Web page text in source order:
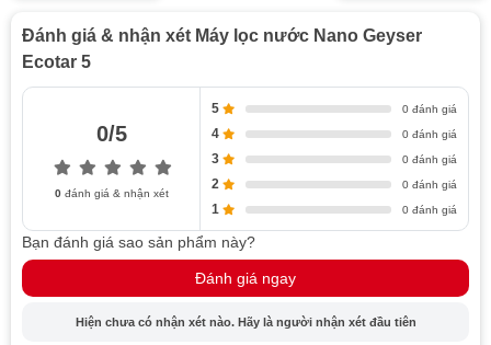
Loại bỏ hoàn toàn kim loại nặng, chất gây hại
Máy lọc nước Geyser Ecotar5 sử dụng hệ thống lõi lọc
kết hợp là lõi Aragon 5 và lõi CBC 5. Sự kết hợp này
giúp loại bỏ hoàn toàn các kim loại nặng, rong rêu, chất
cặn, nấm, gỉ sét, chất độc hại, thuốc trừ sâu, chất tạo mùi,
chất phóng xạ, phân tử màu,…
Tiết kiệm chi phí sử dụng
Máy lọc nước Nano Geyser Ecotar 5
Bên cạnh đó, máy không có nước thải sau lọc, đảm bảo
Đánh giá & nhận xét Máy lọc nước Nano Geyser
Ecotar 5
0/5
0đánh giá & nhận xét
5 0 đánh giá
4 0 đánh giá
3 0 đánh giá
2 0 đánh giá
1 0 đánh giá
Bạn đánh giá sao sản phẩm này?
Đánh giá ngay
Hiện chưa có nhận xét nào. Hãy là người nhận xét đầu tiên